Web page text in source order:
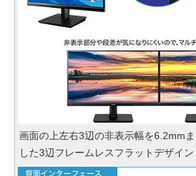
画面の上左右3辺の非表示幅を6.2mm
した3辺フレームレスフラットデザイン